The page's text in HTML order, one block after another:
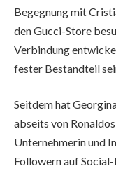
Begegnung mit
den Gucci-Store
Verbindung
fester Bestandteil
Seitdem hat
abseits von
Unternehmerin und
Followern auf